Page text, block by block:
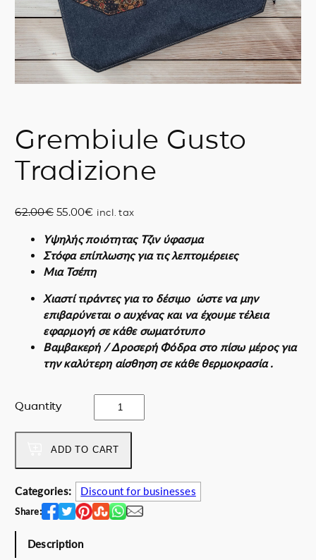
Grembiule Gusto
Tradizione
62.00€ O
i
g
i
a
l
p
r
e
s
:
6
2
.
0
55.00€C
r
r
e
n
p
r
s
5
5
.
0
0
incl. tax
Υψηλής ποιότητας Τζιν ύφασμα
Στόφα επίπλωσης για τις λεπτομέρειες
Μια Τσέπη
Χιαστί τιράντες για το δέσιμο ώστε να μην
επιβαρύνεται ο αυχένας και να έχουμε τέλεια
εφαρμογή σε κάθε σωματότυπο
Βαμβακερή / Δροσερή Φόδρα στο πίσω μέρος για
την καλύτερη αίσθηση σε κάθε θερμοκρασία .
Quantity
r
e
m
b
i
u
l
ADD TO CART
Categories: Discount for businesses
Share:
Description